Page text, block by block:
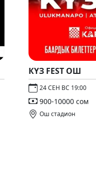
КҮЗ FEST ОШ
24 СЕН ВС 19:00
900-10000 сом
Ош стадион